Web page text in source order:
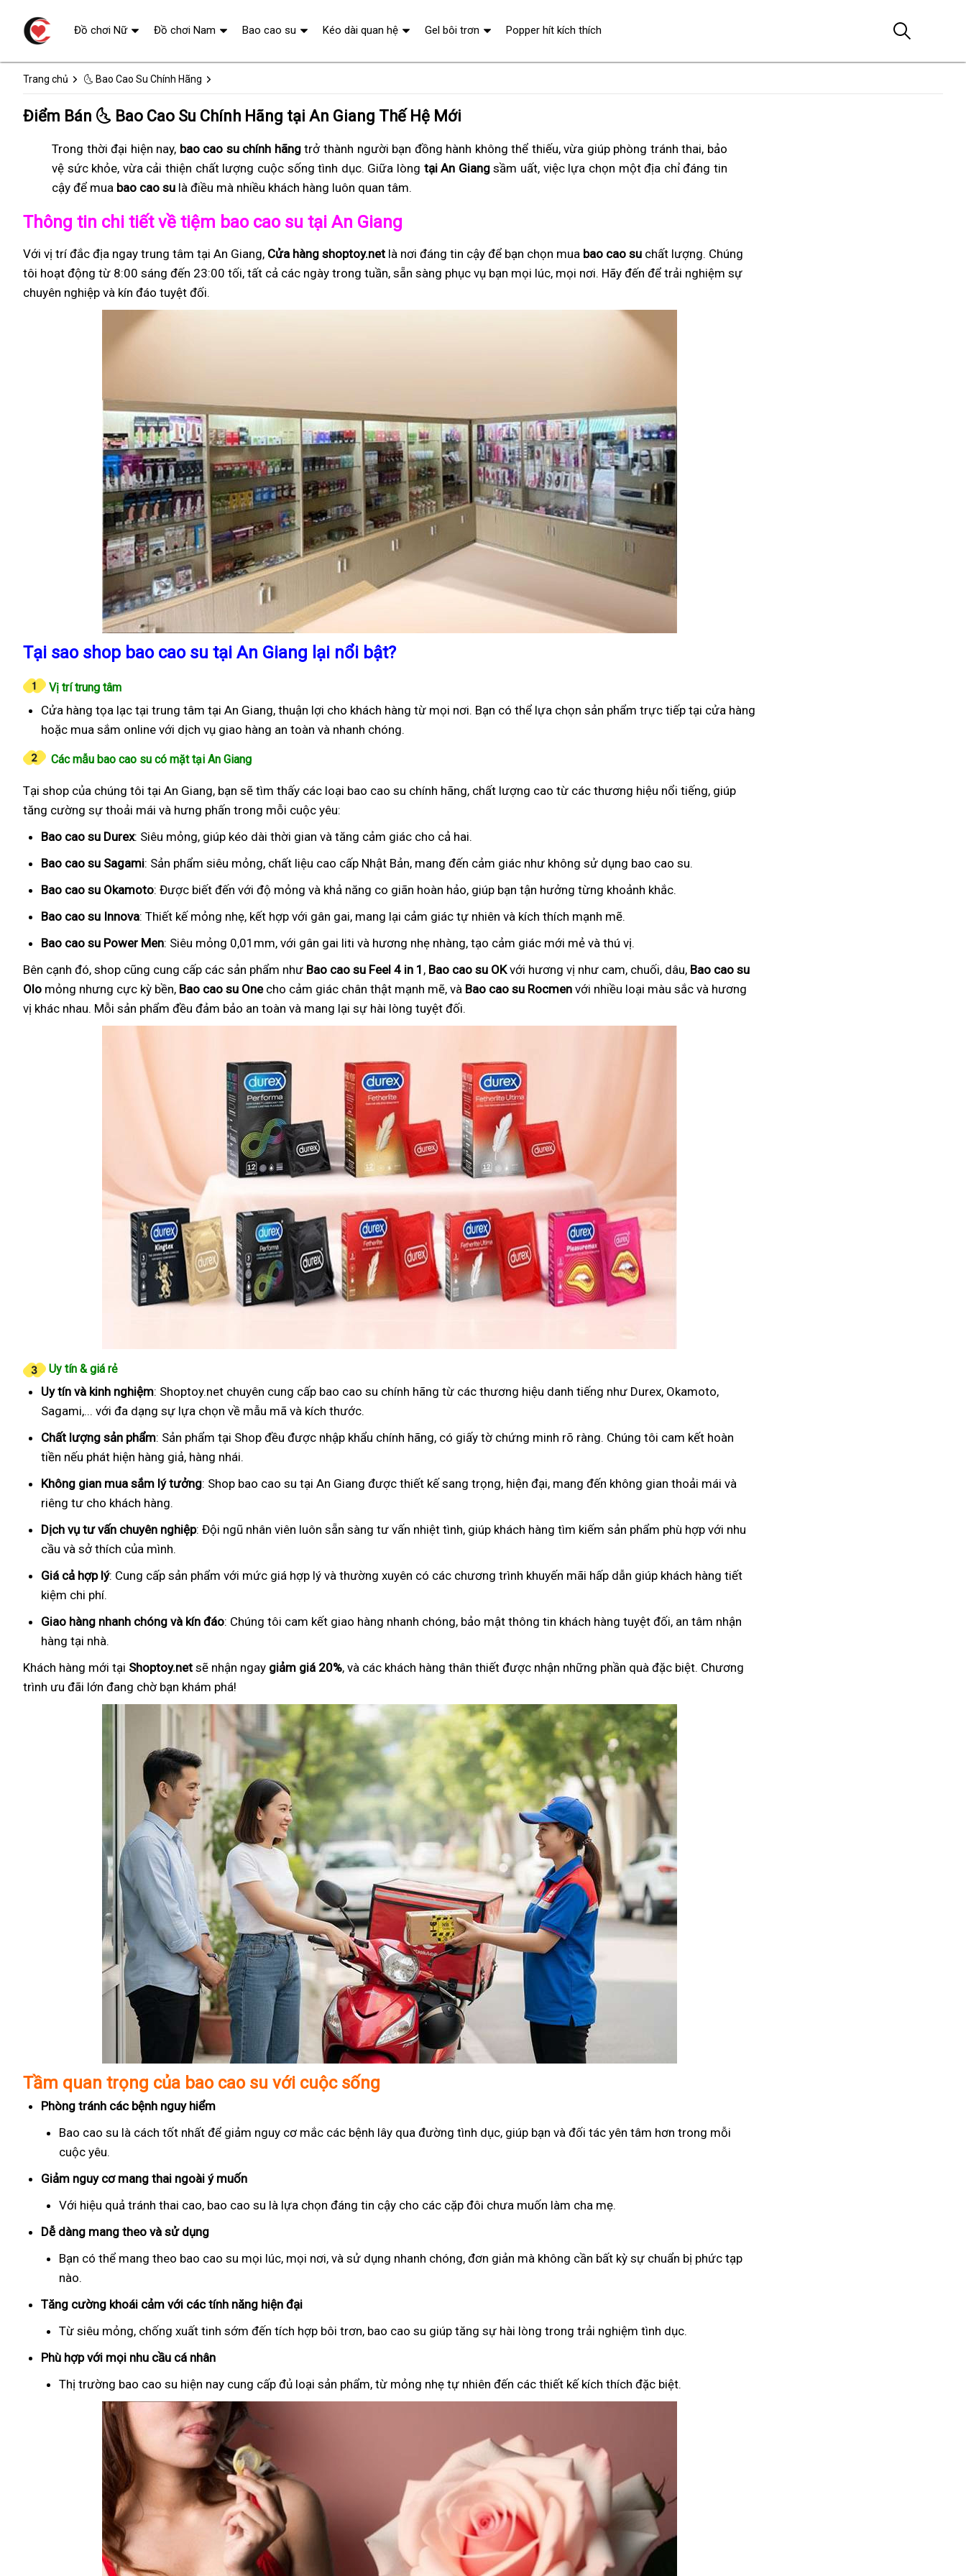
Trang chủ 🌜 Bao Cao Su Chính Hãng
Điểm Bán 🌜 Bao Cao Su Chính Hãng tại An Giang Thế Hệ Mới
Trong thời đại hiện nay, bao cao su chính hãngtrở thành người bạn đồng hành không thể thiếu, vừa giúp phòng tránh thai, bảo
vệ sức khỏe, vừa cải thiện chất lượng cuộc sống tình dục. Giữa lòng tại An Giangsầm uất, việc lựa chọn một địa chỉ đáng tin
cậy để mua bao cao su là điều mà nhiều khách hàng luôn quan tâm.
Thông tin chi tiết về tiệm bao cao su tại An Giang
Với vị trí đắc địa ngay trung tâm tại An Giang, Cửa hàng shoptoy.net là nơi đáng tin cậy để bạn chọn mua bao cao su chất lượng. Chúng
tôi hoạt động từ 8:00 sáng đến 23:00 tối, tất cả các ngày trong tuần, sẵn sàng phục vụ bạn mọi lúc, mọi nơi. Hãy đến để trải nghiệm sự
chuyên nghiệp và kín đáo tuyệt đối.
Tại sao shop bao cao su tại An Giang lại nổi bật?
Vị trí trung tâm
Cửa hàng tọa lạc tại trung tâm tại An Giang, thuận lợi cho khách hàng từ mọi nơi. Bạn có thể lựa chọn sản phẩm trực tiếp tại cửa hàng
hoặc mua sắm online với dịch vụ giao hàng an toàn và nhanh chóng.
Các mẫu bao cao su có mặt tại An Giang
Tại shop của chúng tôi tại An Giang, bạn sẽ tìm thấy các loại bao cao su chính hãng, chất lượng cao từ các thương hiệu nổi tiếng, giúp
tăng cường sự thoải mái và hưng phấn trong mỗi cuộc yêu:
Bao cao su Durex: Siêu mỏng, giúp kéo dài thời gian và tăng cảm giác cho cả hai.
Bao cao su Sagami: Sản phẩm siêu mỏng, chất liệu cao cấp Nhật Bản, mang đến cảm giác như không sử dụng bao cao su.
Bao cao su Okamoto: Được biết đến với độ mỏng và khả năng co giãn hoàn hảo, giúp bạn tận hưởng từng khoảnh khắc.
Bao cao su Innova: Thiết kế mỏng nhẹ, kết hợp với gân gai, mang lại cảm giác tự nhiên và kích thích mạnh mẽ.
Bao cao su Power Men: Siêu mỏng 0,01mm, với gân gai liti và hương nhẹ nhàng, tạo cảm giác mới mẻ và thú vị.
Bên cạnh đó, shop cũng cung cấp các sản phẩm như Bao cao su Feel 4 in 1 , Bao cao su OKvới hương vị như cam, chuối, dâu, Bao cao su
Olo mỏng nhưng cực kỳ bền, Bao cao su Onecho cảm giác chân thật mạnh mẽ, và Bao cao su Rocmen với nhiều loại màu sắc và hương
vị khác nhau. Mỗi sản phẩm đều đảm bảo an toàn và mang lại sự hài lòng tuyệt đối.
Uy tín & giá rẻ
Uy tín và kinh nghiệm: Shoptoy.net chuyên cung cấp bao cao su chính hãng từ các thương hiệu danh tiếng như Durex, Okamoto,
Sagami,... với đa dạng sự lựa chọn về mẫu mã và kích thước.
Chất lượng sản phẩm: Sản phẩm tại Shop đều được nhập khẩu chính hãng, có giấy tờ chứng minh rõ ràng. Chúng tôi cam kết hoàn
tiền nếu phát hiện hàng giả, hàng nhái.
Không gian mua sắm lý tưởng: Shop bao cao su tại An Giang được thiết kế sang trọng, hiện đại, mang đến không gian thoải mái và
riêng tư cho khách hàng.
Dịch vụ tư vấn chuyên nghiệp: Đội ngũ nhân viên luôn sẵn sàng tư vấn nhiệt tình, giúp khách hàng tìm kiếm sản phẩm phù hợp với nhu
cầu và sở thích của mình.
Giá cả hợp lý: Cung cấp sản phẩm với mức giá hợp lý và thường xuyên có các chương trình khuyến mãi hấp dẫn giúp khách hàng tiết
kiệm chi phí.
Giao hàng nhanh chóng và kín đáo: Chúng tôi cam kết giao hàng nhanh chóng, bảo mật thông tin khách hàng tuyệt đối, an tâm nhận
hàng tại nhà.
Khách hàng mới tại Shoptoy.net sẽ nhận ngay giảm giá 20%, và các khách hàng thân thiết được nhận những phần quà đặc biệt. Chương
trình ưu đãi lớn đang chờ bạn khám phá!
Tầm quan trọng của bao cao su với cuộc sống
Phòng tránh các bệnh nguy hiểm
Bao cao su là cách tốt nhất để giảm nguy cơ mắc các bệnh lây qua đường tình dục, giúp bạn và đối tác yên tâm hơn trong mỗi
cuộc yêu.
Giảm nguy cơ mang thai ngoài ý muốn
Với hiệu quả tránh thai cao, bao cao su là lựa chọn đáng tin cậy cho các cặp đôi chưa muốn làm cha mẹ.
Dễ dàng mang theo và sử dụng
Bạn có thể mang theo bao cao su mọi lúc, mọi nơi, và sử dụng nhanh chóng, đơn giản mà không cần bất kỳ sự chuẩn bị phức tạp
nào.
Tăng cường khoái cảm với các tính năng hiện đại
Từ siêu mỏng, chống xuất tinh sớm đến tích hợp bôi trơn, bao cao su giúp tăng sự hài lòng trong trải nghiệm tình dục.
Phù hợp với mọi nhu cầu cá nhân
Thị trường bao cao su hiện nay cung cấp đủ loại sản phẩm, từ mỏng nhẹ tự nhiên đến các thiết kế kích thích đặc biệt.
Đồ chơi Nữ Đồ chơi Nam Bao cao su Kéo dài quan hệ Gel bôi trơn Popper hít kích thích